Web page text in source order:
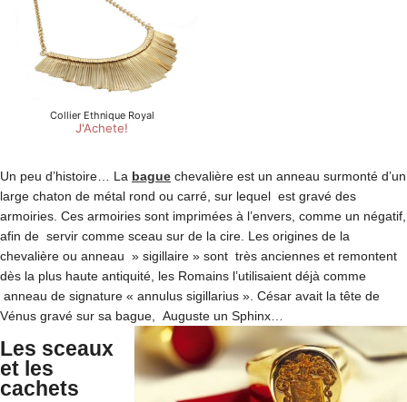
Un peu d’histoire… La bague chevalière est un anneau surmonté d’un
large chaton de métal rond ou carré, sur lequel est gravé des
armoiries. Ces armoiries sont imprimées à l’envers, comme un négatif,
afin de servir comme sceau sur de la cire. Les origines de la
chevalière ou anneau » sigillaire » sont très anciennes et remontent
dès la plus haute antiquité, les Romains l’utilisaient déjà comme
anneau de signature « annulus sigillarius ». César avait la tête de
Vénus gravé sur sa bague, Auguste un Sphinx…
Les sceaux
et les
cachets